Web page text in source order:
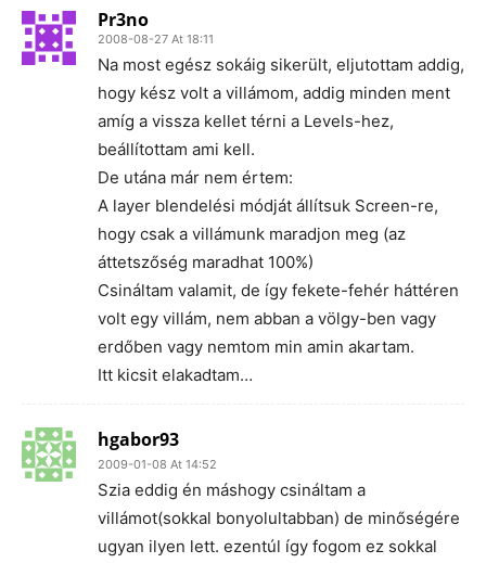
Pr3no
2008-08-27 At 18:11
Na most egész sokáig sikerült, eljutottam addig,
hogy kész volt a villámom, addig minden ment
amíg a vissza kellet térni a Levels-hez,
beállítottam ami kell.
De utána már nem értem:
A layer blendelési módját állítsuk Screen-re,
hogy csak a villámunk maradjon meg (az
áttetszőség maradhat 100%)
Csináltam valamit, de így fekete-fehér háttéren
volt egy villám, nem abban a völgy-ben vagy
erdőben vagy nemtom min amin akartam.
Itt kicsit elakadtam…
hgabor93
2009-01-08 At 14:52
Szia eddig én máshogy csináltam a
villámot(sokkal bonyolultabban) de minőségére
ugyan ilyen lett. ezentúl így fogom ez sokkal